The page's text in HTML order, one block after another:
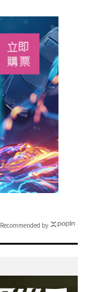
Recommended by